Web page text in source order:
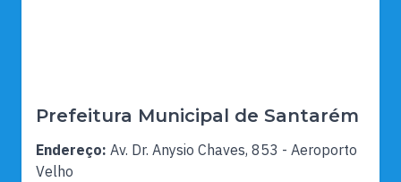
Prefeitura Municipal de Santarém
Endereço: Av. Dr. Anysio Chaves, 853 - Aeroporto
Velho